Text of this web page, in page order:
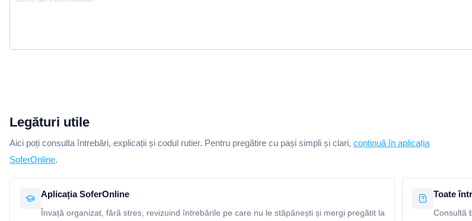
Legături utile
Aici poți consulta întrebări, explicații și codul rutier. Pentru pregătire cu pași simpli și clari, continuă în aplicația
SoferOnline.
Aplicația SoferOnline
Învață organizat, fără stres, revizuind întrebările pe care nu le stăpânești și mergi pregătit la
Toate
Consultă